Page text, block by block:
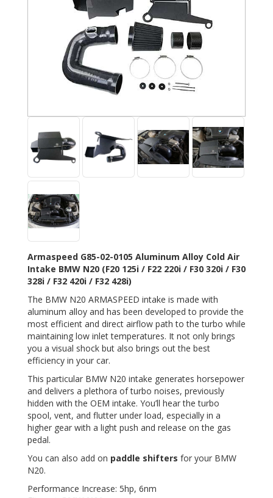
Armaspeed G85-02-0105 Aluminum Alloy Cold Air
Intake BMW N20 (F20 125i / F22 220i / F30 320i / F30
328i / F32 420i / F32 428i)
The BMW N20 ARMASPEED intake is made with
aluminum alloy and has been developed to provide the
most efficient and direct airflow path to the turbo while
maintaining low inlet temperatures. It not only brings
you a visual shock but also brings out the best
efficiency in your car.
This particular BMW N20 intake generates horsepower
and delivers a plethora of turbo noises, previously
hidden with the OEM intake. You’ll hear the turbo
spool, vent, and flutter under load, especially in a
higher gear with a light push and release on the gas
pedal.
You can also add on paddle shifters for your BMW
N20.
Performance Increase: 5hp, 6nm